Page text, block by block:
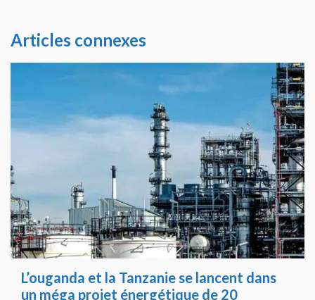
Articles connexes
L’ouganda et la Tanzanie se lancent dans
un méga projet énergétique de 20